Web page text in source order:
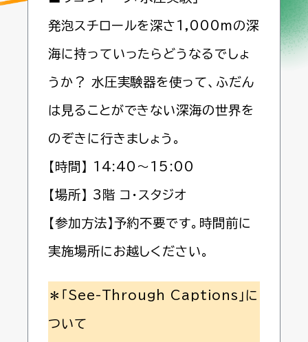
発泡スチロールを深さ1,000mの深
海に持っていったらどうなるでしょ
うか？ 水圧実験器を使って、ふだん
は見ることができない深海の世界を
のぞきに行きましょう。
【時間】 14:40～15:00
【場所】 3階 コ・スタジオ
【参加方法】予約不要です。時間前に
実施場所にお越しください。
＊「See-Through Captions」に
ついて